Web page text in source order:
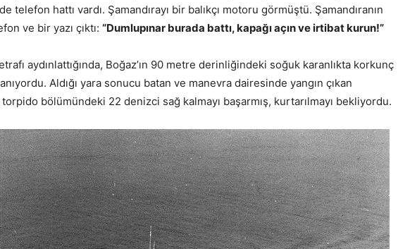
telefon hattı vardı. Şamandırayı bir balıkçı motoru görmüştü. Şamandıranın
ve bir yazı çıktı: “Dumlupınar burada battı, kapağı açın ve irtibat kurun!”
aydınlattığında, Boğaz’ın 90 metre derinliğindeki soğuk karanlıkta korkunç
Aldığı yara sonucu batan ve manevra dairesinde yangın çıkan
torpido bölümündeki 22 denizci sağ kalmayı başarmış, kurtarılmayı bekliyordu.